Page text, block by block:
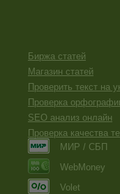
Биржа статей
Магазин статей
Проверить текст на
Проверка
SEO анализ онлайн
Проверка качества
МИР / СБП
WebMoney
Volet